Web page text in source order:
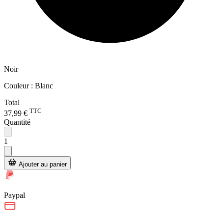
Noir
Couleur : Blanc
Total
37,99 € TTC
Quantité
1
Ajouter au panier
Paypal